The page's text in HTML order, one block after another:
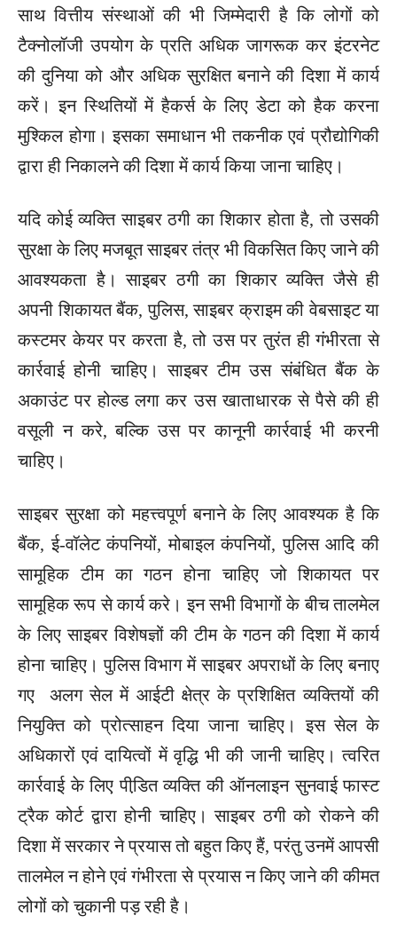
साथ वित्तीय संस्थाओं की भी जिम्मेदारी है कि लोगों को
टैक्नोलॉजी उपयोग के प्रति अधिक जागरूक कर इंटरनेट
की दुनिया को और अधिक सुरक्षित बनाने की दिशा में कार्य
करें। इन स्थितियों में हैकर्स के लिए डेटा को हैक करना
मुश्किल होगा। इसका समाधान भी तकनीक एवं प्रौद्योगिकी
द्वारा ही निकालने की दिशा में कार्य किया जाना चाहिए।
यदि कोई व्यक्ति साइबर ठगी का शिकार होता है, तो उसकी
सुरक्षा के लिए मजबूत साइबर तंत्र भी विकसित किए जाने की
आवश्यकता है। साइबर ठगी का शिकार व्यक्ति जैसे ही
अपनी शिकायत बैंक, पुलिस, साइबर क्राइम की वेबसाइट या
कस्टमर केयर पर करता है, तो उस पर तुरंत ही गंभीरता से
कार्रवाई होनी चाहिए। साइबर टीम उस संबंधित बैंक के
अकाउंट पर होल्ड लगा कर उस खाताधारक से पैसे की ही
वसूली न करे, बल्कि उस पर कानूनी कार्रवाई भी करनी
चाहिए।
साइबर सुरक्षा को महत्त्वपूर्ण बनाने के लिए आवश्यक है कि
बैंक, ई-वॉलेट कंपनियों, मोबाइल कंपनियों, पुलिस आदि की
सामूहिक टीम का गठन होना चाहिए जो शिकायत पर
सामूहिक रूप से कार्य करे। इन सभी विभागों के बीच तालमेल
के लिए साइबर विशेषज्ञों की टीम के गठन की दिशा में कार्य
होना चाहिए। पुलिस विभाग में साइबर अपराधों के लिए बनाए
गए अलग सेल में आईटी क्षेत्र के प्रशिक्षित व्यक्तियों की
नियुक्ति को प्रोत्साहन दिया जाना चाहिए। इस सेल के
अधिकारों एवं दायित्वों में वृद्धि भी की जानी चाहिए। त्वरित
कार्रवाई के लिए पीडि़त व्यक्ति की ऑनलाइन सुनवाई फास्ट
ट्रैक कोर्ट द्वारा होनी चाहिए। साइबर ठगी को रोकने की
दिशा में सरकार ने प्रयास तो बहुत किए हैं, परंतु उनमें आपसी
तालमेल न होने एवं गंभीरता से प्रयास न किए जाने की कीमत
लोगों को चुकानी पड़ रही है।